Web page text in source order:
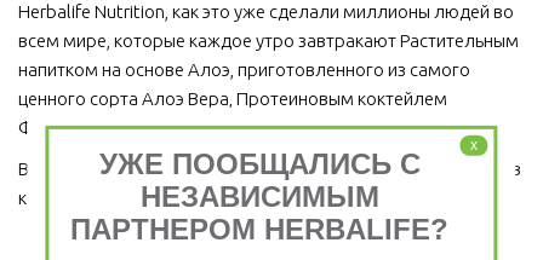
Herbalife Nutrition, как это уже сделали миллионы людей во
всем мире, которые каждое утро завтракают Растительным
напитком на основе Алоэ, приготовленного из самого
ценного сорта Алоэ Вера, Протеиновым коктейлем
Формула 1 и Травяным тонизирующим напитком (чай).
Ведь завтрак является важным приемом пищи, который ни в
коем случае пропускать нельзя!
x
УЖЕ ПООБЩАЛИСЬ С
НЕЗАВИСИМЫМ
ПАРТНЕРОМ HERBALIFE?